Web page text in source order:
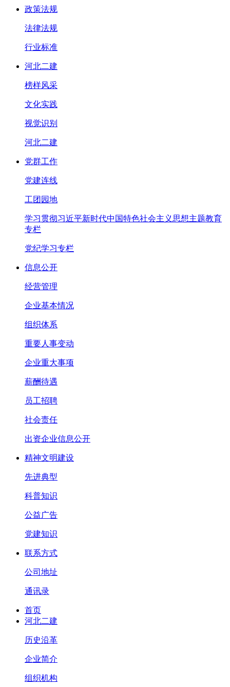
政策法规
法律法规
行业标准
河北二建
榜样风采
文化实践
视觉识别
河北二建
党群工作
党建连线
工团园地
学习贯彻习近平新时代中国特色社会主义思想主题教育
专栏
党纪学习专栏
信息公开
经营管理
企业基本情况
组织体系
重要人事变动
企业重大事项
薪酬待遇
员工招聘
社会责任
出资企业信息公开
精神文明建设
先进典型
科普知识
公益广告
党建知识
联系方式
公司地址
通讯录
首页
河北二建
历史沿革
企业简介
组织机构